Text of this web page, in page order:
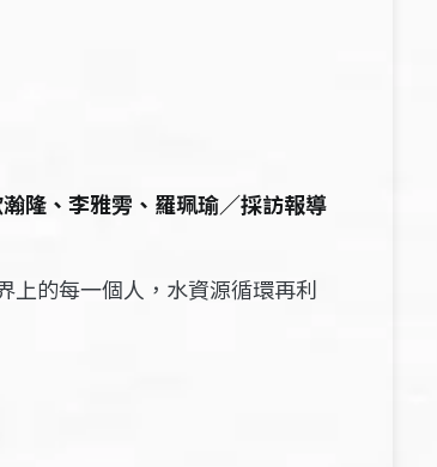
隆、李雅雱、羅珮瑜／採訪報導
上的每一個人，水資源循環再利